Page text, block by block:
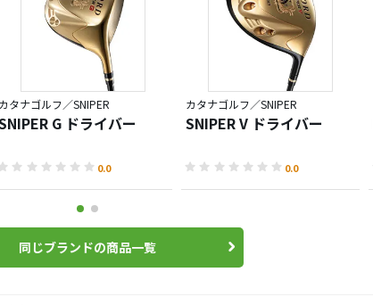
カタナゴルフ／SNIPER
G ドライバー
0.0
カタナゴルフ／SNIPER
SNIPER V ドライバー
0.0
同じブランドの商品一覧